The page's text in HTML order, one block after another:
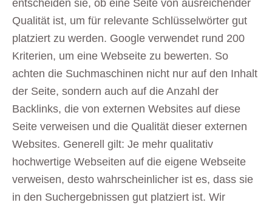
entscheiden sie, ob eine Seite von ausreichender
Qualität ist, um für relevante Schlüsselwörter gut
platziert zu werden. Google verwendet rund 200
Kriterien, um eine Webseite zu bewerten. So
achten die Suchmaschinen nicht nur auf den Inhalt
der Seite, sondern auch auf die Anzahl der
Backlinks, die von externen Websites auf diese
Seite verweisen und die Qualität dieser externen
Websites. Generell gilt: Je mehr qualitativ
hochwertige Webseiten auf die eigene Webseite
verweisen, desto wahrscheinlicher ist es, dass sie
in den Suchergebnissen gut platziert ist. Wir